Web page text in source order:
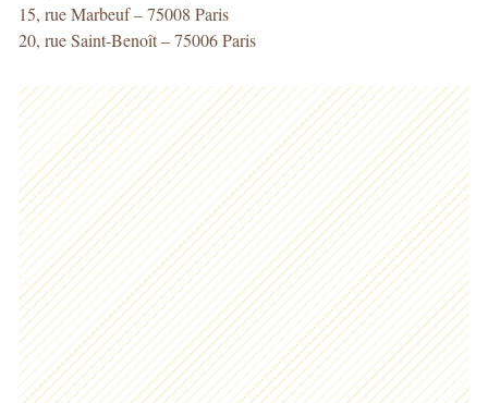
15, rue Marbeuf – 75008 Paris
20, rue Saint-Benoît – 75006 Paris